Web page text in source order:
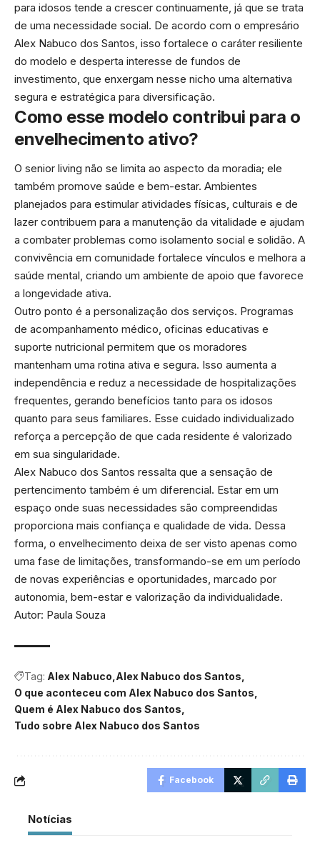
para idosos tende a crescer continuamente, já que se trata
de uma necessidade social. De acordo com o empresário
Alex Nabuco dos Santos, isso fortalece o caráter resiliente
do modelo e desperta interesse de fundos de
investimento, que enxergam nesse nicho uma alternativa
segura e estratégica para diversificação.
Como esse modelo contribui para o
envelhecimento ativo?
O senior living não se limita ao aspecto da moradia; ele
também promove saúde e bem-estar. Ambientes
planejados para estimular atividades físicas, culturais e de
lazer contribuem para a manutenção da vitalidade e ajudam
a combater problemas como isolamento social e solidão. A
convivência em comunidade fortalece vínculos e melhora a
saúde mental, criando um ambiente de apoio que favorece
a longevidade ativa.
Outro ponto é a personalização dos serviços. Programas
de acompanhamento médico, oficinas educativas e
suporte nutricional permitem que os moradores
mantenham uma rotina ativa e segura. Isso aumenta a
independência e reduz a necessidade de hospitalizações
frequentes, gerando benefícios tanto para os idosos
quanto para seus familiares. Esse cuidado individualizado
reforça a percepção de que cada residente é valorizado
em sua singularidade.
Alex Nabuco dos Santos ressalta que a sensação de
pertencimento também é um diferencial. Estar em um
espaço onde suas necessidades são compreendidas
proporciona mais confiança e qualidade de vida. Dessa
forma, o envelhecimento deixa de ser visto apenas como
uma fase de limitações, transformando-se em um período
de novas experiências e oportunidades, marcado por
autonomia, bem-estar e valorização da individualidade.
Autor: Paula Souza
Tag: Alex Nabuco Alex Nabuco dos Santos
O que aconteceu com Alex Nabuco dos Santos
Quem é Alex Nabuco dos Santos
Tudo sobre Alex Nabuco dos Santos
Facebook
Notícias